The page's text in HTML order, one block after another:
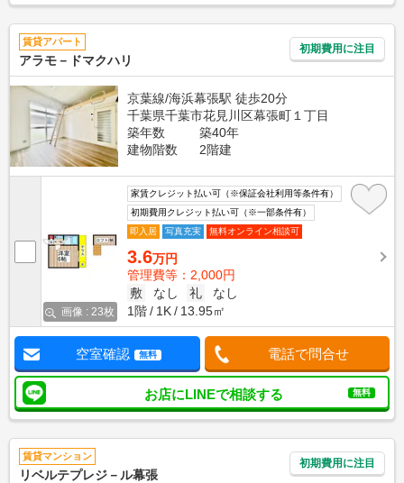
賃貸アパート
アラモ－ドマクハリ
初期費用に注目
京葉線/海浜幕張駅 徒歩20分
千葉県千葉市花見川区幕張町１丁目
築年数
築40年
建物階数
2階建
画像 : 23枚
家賃クレジット払い可（※保証会社利用等条件有）
初期費用クレジット払い可（※一部条件有）
即入居
写真充実 無料オンライン相談可
3.6万円
管理費等：2,000円
敷
なし 礼
なし
1階
1K 13.95㎡
空室確認 無料 電話で問合せ
お店にLINEで相談する 無料
賃貸マンション
リベルテプレジ－ル幕張
初期費用に注目